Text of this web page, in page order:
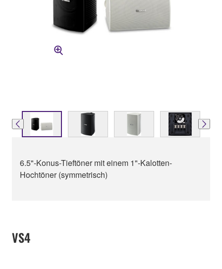
6.5"-Konus-Tieftöner mit einem 1"-Kalotten-
Hochtöner (symmetrisch)
VS4